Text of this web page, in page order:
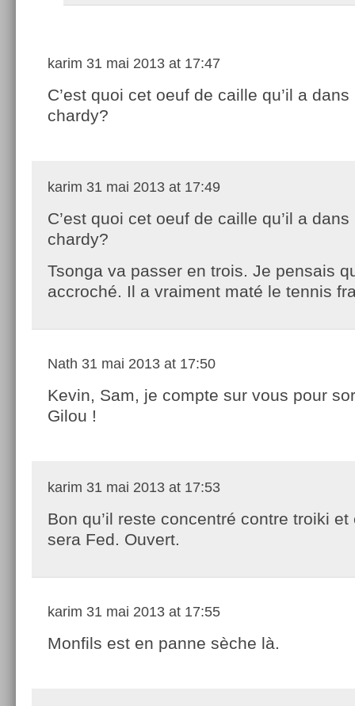
karim 31 mai 2013 at 17:47
C’est quoi cet oeuf de caille qu’il a
chardy?
karim 31 mai 2013 at 17:49
C’est quoi cet oeuf de caille qu’il a
chardy?
Tsonga va passer en trois. Je pensais
accroché. Il a vraiment maté le tennis
Nath 31 mai 2013 at 17:50
Kevin, Sam, je compte sur vous pour
Gilou !
karim 31 mai 2013 at 17:53
Bon qu’il reste concentré contre troiki
sera Fed. Ouvert.
karim 31 mai 2013 at 17:55
Monfils est en panne sèche là.